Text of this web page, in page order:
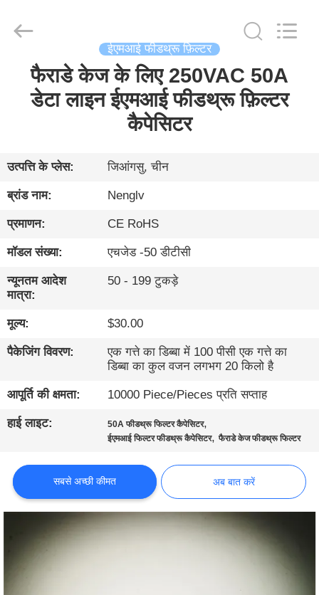
हमारे
बारे
में
फ़ैक्टरी
दौरा
गुणवत्ता
नियंत्रण
हमसे
संपर्क
समाचार
साइटमैप
गोपनीयता
Reserved.
ईएमआई फीडथ्रू फ़िल्टर
फैराडे केज के लिए 250VAC 50A
डेटा लाइन ईएमआई फीडथ्रू फ़िल्टर
कैपेसिटर
उत्पत्ति के प्लेस: जिआंगसु, चीन
ब्रांड नाम: Nenglv
प्रमाणन: CE RoHS
मॉडल संख्या: एचजेड -50 डीटीसी
न्यूनतम आदेश
मात्रा:
50 - 199 टुकड़े
मूल्य: $30.00
पैकेजिंग विवरण:
एक गत्ते का डिब्बा में 100 पीसी एक गत्ते का
डिब्बा का कुल वजन लगभग 20 किलो है
आपूर्ति की क्षमता: 10000 Piece/Pieces प्रति सप्ताह
हाई लाइट: 50A फीडथ्रू फिल्टर कैपेसिटर,
ईएमआई फिल्टर फीडथ्रू कैपेसिटर,फैराडे केज फीडथ्रू फिल्टर
सबसे अच्छी कीमत अब बात करें